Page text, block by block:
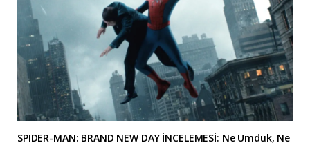
SPIDER-MAN: BRAND NEW DAY İNCELEMESİ: Ne Umduk, Ne